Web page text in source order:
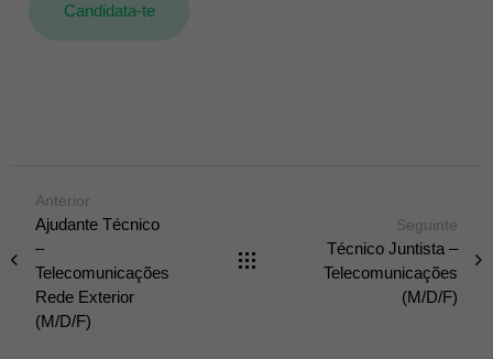
Candidata-te
Anterior
Ajudante Técnico
–
Telecomunicações
Rede Exterior
(M/D/F)
Seguinte
Técnico Juntista –
Telecomunicações
(M/D/F)